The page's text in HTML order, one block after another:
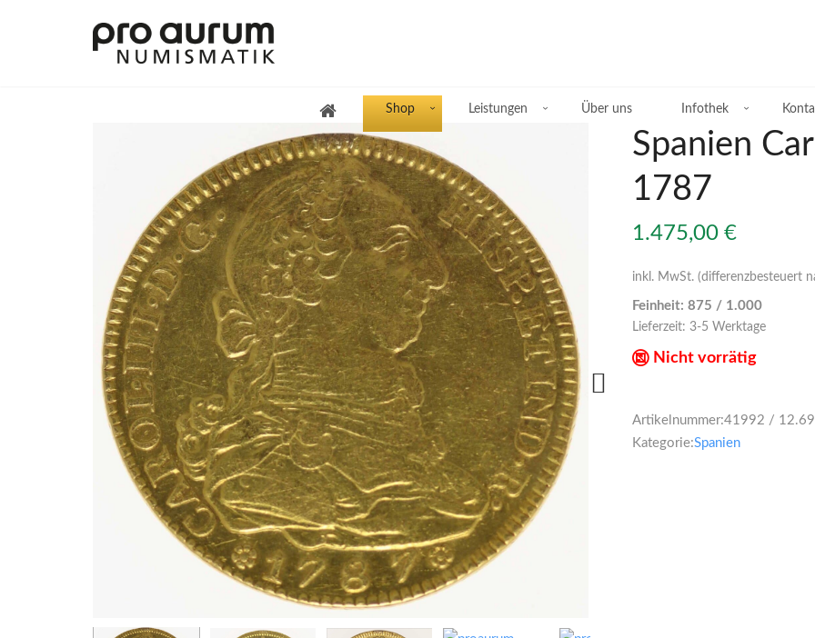
Shop
Übersicht Goldprodukte
Deutsche Goldmünzen
Goldmünzen übriges Europa
Goldmünzen übrige Welt
Goldbarren
Übersicht Silberprodukte
Deutsche Silbermünzen
Silbermünzen übriges Europa
Silbermünzen übrige Welt
Silberbarren
Leistungen Über uns Infothek
Spanien
1787
1.475,00 €
inkl. MwSt. (differenzbesteuert
Feinheit: 875 / 1.000
Lieferzeit: 3-5 Werktage
Nicht vorrätig
Artikelnummer:41992 /
Kategorie:Spanien